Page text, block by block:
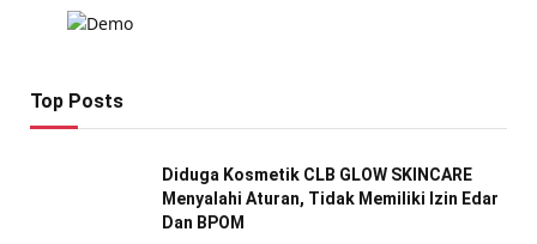
Top Posts
Diduga Kosmetik CLB GLOW SKINCARE
Menyalahi Aturan, Tidak Memiliki Izin Edar
Dan BPOM